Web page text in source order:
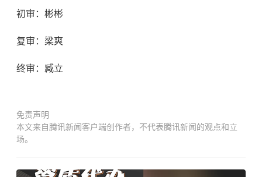
初审：彬彬
复审：梁爽
终审：臧立
免责声明
本文来自腾讯新闻客户端创作者，不代表腾讯新闻的观点和立
场。